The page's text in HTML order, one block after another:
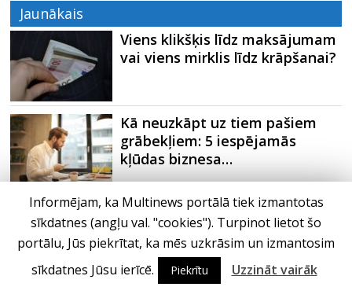
Jaunākais
Viens klikšķis līdz maksājumam
vai viens mirklis līdz krāpšanai?
Kā neuzkāpt uz tiem pašiem
grābekļiem: 5 iespējamās
kļūdas biznesa…
Šefpavārs iesaka, kā gudri un
izdevīgi izmantot kabačus no
sezonas…
5 svarīgi soļi, lai bērns skolā
Informējam, ka Multinews portālā tiek izmantotas
sīkdatnes (angļu val. "cookies"). Turpinot lietot šo
portālu, Jūs piekrītat, ka mēs uzkrāsim un izmantosim
sīkdatnes Jūsu ierīcē.
Piekrītu Uzzināt vairāk